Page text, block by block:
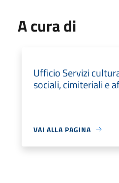
A cura di
Ufficio Servizi
sociali, cimiteriali e
VAI ALLA PAGINA